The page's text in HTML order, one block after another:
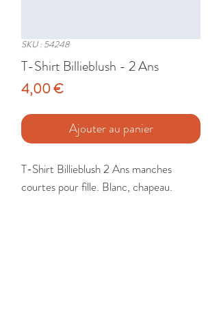
SKU : 54248
T-Shirt Billieblush - 2 Ans
4,00 €Prix
Ajouter au panier
T-Shirt Billieblush 2 Ans manches
courtes pour fille. Blanc, chapeau.